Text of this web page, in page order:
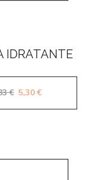
IDRATANTE
€ Il prezzo
5,30€Il prezzo